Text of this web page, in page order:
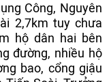
Công, Nguyên
2,7km tuy chưa
hộ dân hai bên
đường, nhiều hộ
bao, cổng giậu